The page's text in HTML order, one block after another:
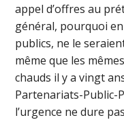
appel d’offres au
général, pourquoi
publics, ne le
même que les
chauds il y a vingt
Partenariats-Public-
l’urgence ne dure